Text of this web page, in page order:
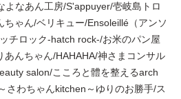
よなあん工房/S'appuyer/壱岐島トロ
ちゃん/ベリキュー/Ensoleillé（アンソ
チロック-hatch rock-/お米のパン屋
あんちゃん/HAHAHA/神さまコンサル
salon/こころと體を整えるarch
さわちゃんkitchen～ゆりのお勝手/ス